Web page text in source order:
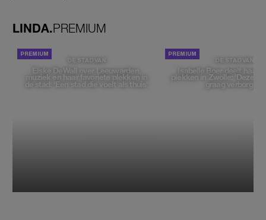
LINDA.PREMIUM
DE STAD VAN
Elske DeWall over Leeuwarden,
muziek en haar favoriete plekken in
de stad: 'Een stad die voelt als thuis'
DE STAD VAN
Isabelle Boer deelt haar
plekken in Zwolle: 'Deze
graag verborgen'